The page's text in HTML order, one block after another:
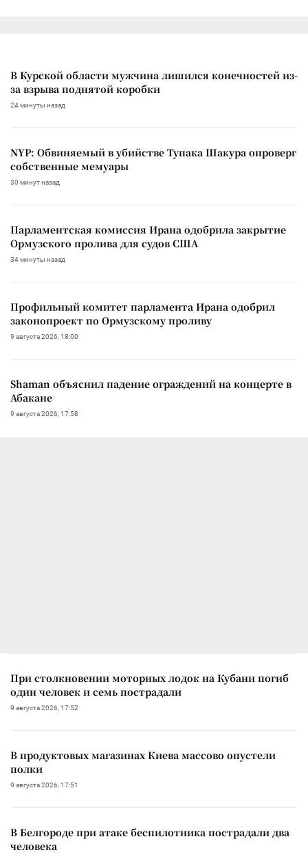
В Курской области мужчина лишился конечностей из-
за взрыва поднятой коробки
24 минуты назад
NYP: Обвиняемый в убийстве Тупака Шакура опроверг
собственные мемуары
30 минут назад
Парламентская комиссия Ирана одобрила закрытие
Ормузского пролива для судов США
34 минуты назад
Профильный комитет парламента Ирана одобрил
законопроект по Ормузскому проливу
9 августа 2026, 18:00
Shaman объяснил падение ограждений на концерте в
Абакане
9 августа 2026, 17:58
При столкновении моторных лодок на Кубани погиб
один человек и семь пострадали
9 августа 2026, 17:52
В продуктовых магазинах Киева массово опустели
полки
9 августа 2026, 17:51
В Белгороде при атаке беспилотника пострадали два
человека